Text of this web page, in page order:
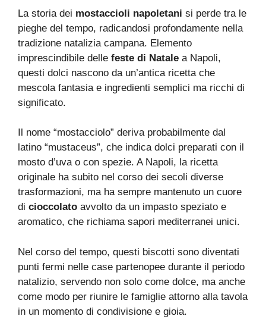
La storia dei mostaccioli napoletani si perde tra le
pieghe del tempo, radicandosi profondamente nella
tradizione natalizia campana. Elemento
imprescindibile delle feste di Natale a Napoli,
questi dolci nascono da un’antica ricetta che
mescola fantasia e ingredienti semplici ma ricchi di
significato.
Il nome “mostacciolo” deriva probabilmente dal
latino “mustaceus”, che indica dolci preparati con il
mosto d’uva o con spezie. A Napoli, la ricetta
originale ha subito nel corso dei secoli diverse
trasformazioni, ma ha sempre mantenuto un cuore
di cioccolato avvolto da un impasto speziato e
aromatico, che richiama sapori mediterranei unici.
Nel corso del tempo, questi biscotti sono diventati
punti fermi nelle case partenopee durante il periodo
natalizio, servendo non solo come dolce, ma anche
come modo per riunire le famiglie attorno alla tavola
in un momento di condivisione e gioia.